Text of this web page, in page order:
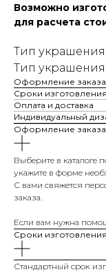
Возможно
для расчета
Тип
Тип
Оформление заказа
Сроки изготовления
Оплата и доставка
Индивидуальный
Оформление заказа
Выберите в каталоге
укажите в форме
С вами свяжется
заказа.
Если вам нужна
Сроки изготовления
Стандартный срок